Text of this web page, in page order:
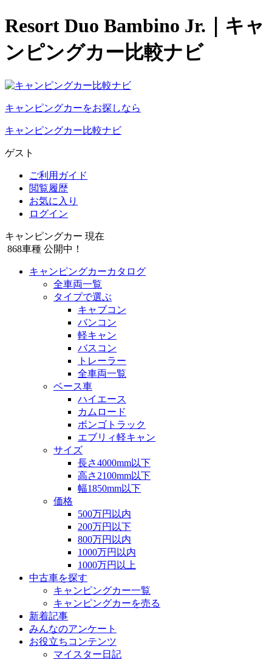
Resort Duo Bambino Jr.｜キャ
ンピングカー比較ナビ
キャンピングカーをお探しなら
キャンピングカー比較ナビ
ゲスト
ご利用ガイド
閲覧履歴
お気に入り
ログイン
キャンピングカー 現在
868車種 公開中！
キャンピングカーカタログ
全車両一覧
タイプで選ぶ
キャブコン
バンコン
軽キャン
バスコン
トレーラー
全車両一覧
ベース車
ハイエース
カムロード
ボンゴトラック
エブリィ軽キャン
サイズ
長さ4000mm以下
高さ2100mm以下
幅1850mm以下
価格
500万円以内
200万円以下
800万円以内
1000万円以内
1000万円以上
中古車を探す
キャンピングカー一覧
キャンピングカーを売る
新着記事
みんなのアンケート
お役立ちコンテンツ
マイスター日記